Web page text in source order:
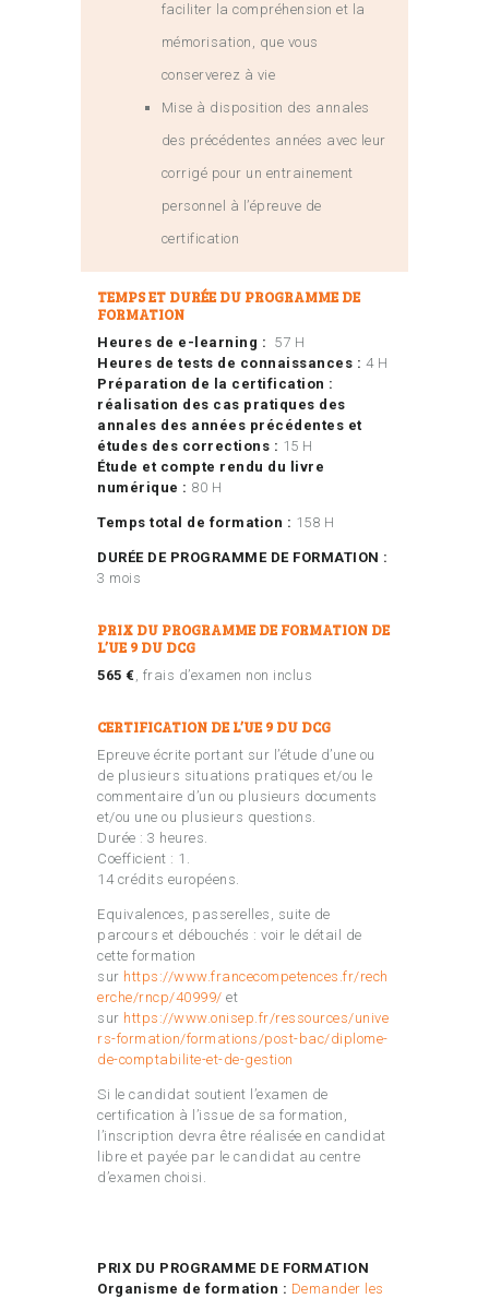
faciliter la compréhension et la
mémorisation, que vous
conserverez à vie
Mise à disposition des annales
des précédentes années avec leur
corrigé pour un entrainement
personnel à l’épreuve de
certification
TEMPS ET DURÉE DU PROGRAMME DE
FORMATION
Heures de e-learning : 57 H
Heures de tests de connaissances : 4 H
Préparation de la certification :
réalisation des cas pratiques des
annales des années précédentes et
études des corrections : 15 H
Étude et compte rendu du livre
numérique : 80 H
Temps total de formation : 158 H
DURÉE DE PROGRAMME DE FORMATION :
3 mois
PRIX DU PROGRAMME DE FORMATION DE
L’UE 9 DU DCG
565 €, frais d’examen non inclus
CERTIFICATION DE L’UE 9 DU DCG
Epreuve écrite portant sur l’étude d’une ou
de plusieurs situations pratiques et/ou le
commentaire d’un ou plusieurs documents
et/ou une ou plusieurs questions.
Durée : 3 heures.
Coefficient : 1.
14 crédits européens.
Equivalences, passerelles, suite de
parcours et débouchés : voir le détail de
cette formation
sur https://www.francecompetences.fr/rech
erche/rncp/40999/ et
sur https://www.onisep.fr/ressources/unive
rs-formation/formations/post-bac/diplome-
de-comptabilite-et-de-gestion
Si le candidat soutient l’examen de
certification à l’issue de sa formation,
l’inscription devra être réalisée en candidat
libre et payée par le candidat au centre
d’examen choisi.
PRIX DU PROGRAMME DE FORMATION
Organisme de formation : Demander les